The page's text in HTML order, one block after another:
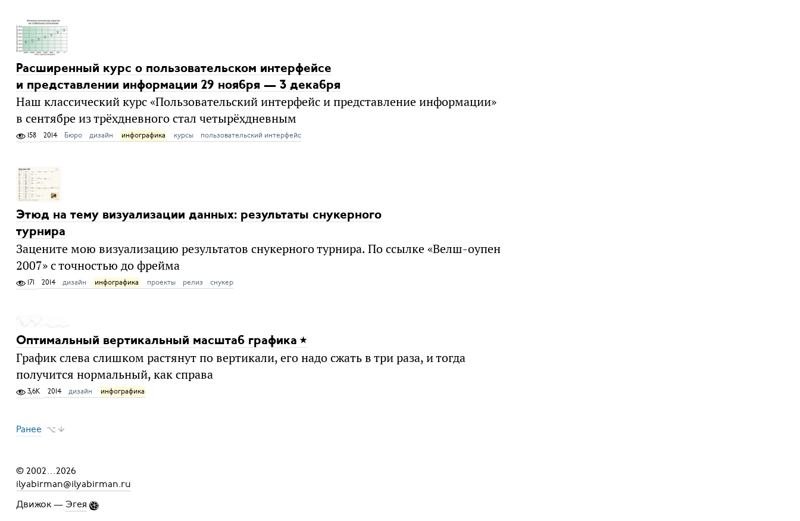
Расширенный курс о пользовательском интерфейсе
и представлении информации 29 ноября — 3 декабря
Наш классический курс «Пользовательский интерфейс и представление информации»
в сентябре из трёхдневного стал четырёхдневным
158 2014 Бюро дизайн инфографика курсы пользовательский интерфейс
Этюд на тему визуализации данных: результаты снукерного
турнира
Зацените мою визуализацию результатов снукерного турнира. По ссылке «Велш-оупен
2007» с точностью до фрейма
171 2014 дизайн инфографика проекты релиз снукер
Оптимальный вертикальный масштаб графика
График слева слишком растянут по вертикали, его надо сжать в три раза, и тогда
получится нормальный, как справа
3,6K 2014 дизайн инфографика
Ранее ⌥ ↓
© 2002...2026
ilyabirman@ilyabirman.ru
Движок — Эгея